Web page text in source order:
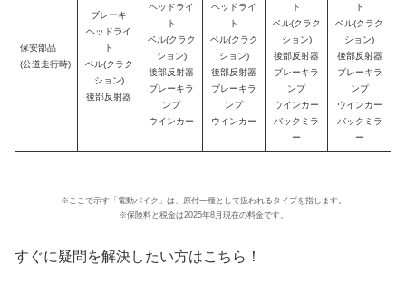
保安部品
(公道走行時)
ブレーキ
ヘッドライ
ト
ベル(クラク
ション)
後部反射器
ヘッドライ
ト
ベル(クラク
ション)
後部反射器
ブレーキラ
ンプ
ウインカー
ヘッドライ
ト
ベル(クラク
ション)
後部反射器
ブレーキラ
ンプ
ウインカー
ト
ベル(クラク
ション)
後部反射器
ブレーキラ
ンプ
ウインカー
バックミラ
ー
ト
ベル(クラク
ション)
後部反射器
ブレーキラ
ンプ
ウインカー
バックミラ
ー
※ここで示す「電動バイク」は、原付一種として扱われるタイプを指します。
※保険料と税金は2025年8月現在の料金です。
すぐに疑問を解決したい方はこちら！